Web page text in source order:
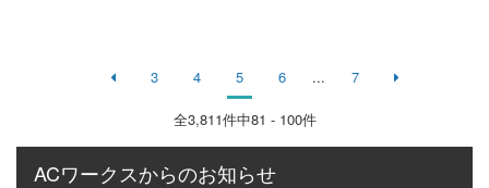
3 4 5 6 ... 7
全3,811件中81 - 100件
ACワークスからのお知らせ